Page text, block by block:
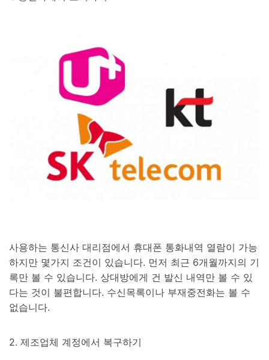
사용하는 통신사 대리점에서 휴대폰 통화내역 열람이 가능
하지만 몇가지 조건이 있습니다. 먼저 최근 6개월까지의 기
록만 볼 수 있습니다. 상대방에게 건 발신 내역만 볼 수 있
다는 것이 불편합니다. 수신목록이나 부재중전화는 볼 수
없습니다.
2. 제조업체 계정에서 복구하기